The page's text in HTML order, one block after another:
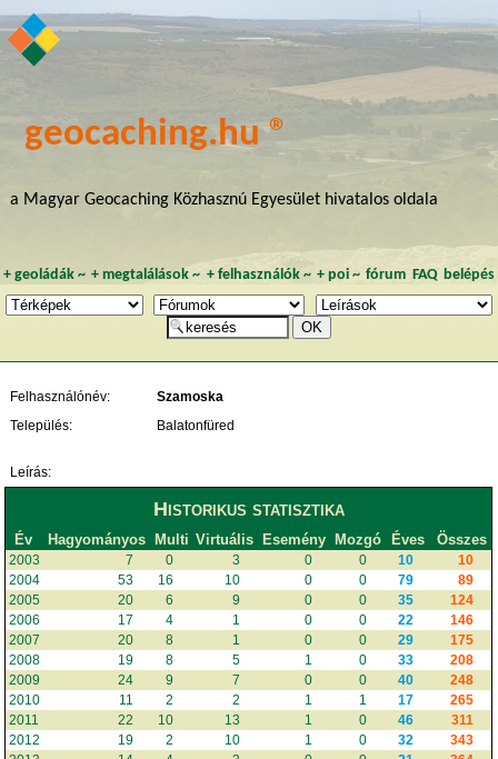
geocaching.hu ®
a Magyar Geocaching Közhasznú Egyesület hivatalos oldala
+ geoládák~ +megtalálások ~ + felhasználók~ + poi~ fórum FAQ belépés
Felhasználónév:
Szamoska
Település:
Balatonfüred
Leírás:
Historikus statisztika
Év Hagyományos Multi Virtuális Esemény Mozgó Éves Összes
2003 7 0 3 0 0 10
10
2004
53 16 10 0 0 79
89
2005
20 6 9 0 0 35
124
2006
17 4 1 0 0 22
146
2007
20 8 1 0 0 29
175
2008
19 8 5 1 0 33
208
2009
24 9 7 0 0 40
248
2010
11 2 2 1 1 17
265
2011
22 10 13 1 0 46
311
2012
19 2 10 1 0 32
343